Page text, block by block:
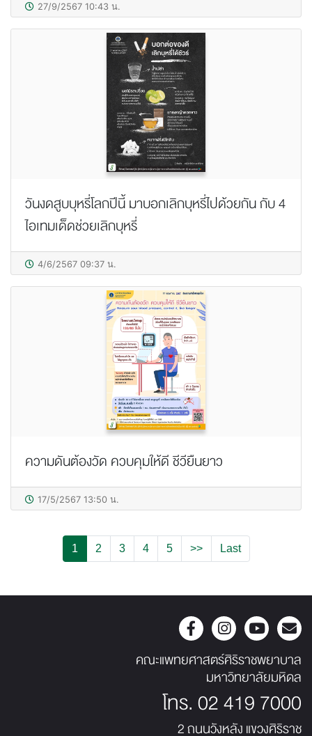
27/9/2567 10:43 น.
วันงดสูบบุหรี่โลกปีนี้ มาบอกเลิกบุหรี่ไปด้วยกัน กับ 4
ไอเทมเด็ดช่วยเลิกบุหรี่
4/6/2567 09:37 น.
ความดันต้องวัด ควบคุมให้ดี ชีวียืนยาว
17/5/2567 13:50 น.
1 2 3 4 5 >> Last
คณะแพทยศาสตร์ศิริราชพยาบาล
มหาวิทยาลัยมหิดล
โทร.02 419 7000
2 ถนนวังหลัง แขวงศิริราช